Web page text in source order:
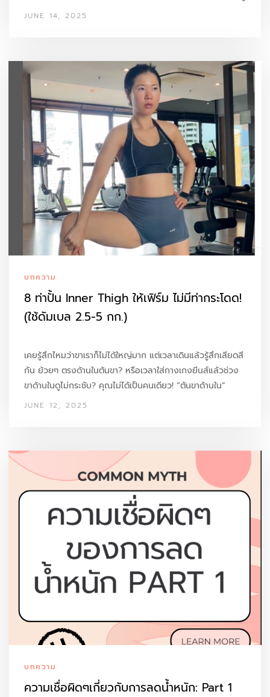
(Treadmill) กับ StairMaster อะไรคือสุดยอดเครื่องคาร์ดิโอ
JUNE 14, 2025
บทความ
8 ท่าปั้น Inner Thigh ให้เฟิร์ม ไม่มีท่ากระโดด!
(ใช้ดัมเบล 2.5-5 กก.)
เคยรู้สึกไหมว่าขาเราก็ไม่ได้ใหญ่มาก แต่เวลาเดินแล้วรู้สึกเสียดสี
กัน ย้วยๆ ตรงด้านในต้นขา? หรือเวลาใส่กางเกงยีนส์แล้วช่วง
ขาด้านในดูไม่กระชับ? คุณไม่ได้เป็นคนเดียว! “ต้นขาด้านใน”
(Inner Thigh) คือกล้ามเนื้อที่หลายคนมักมองข้าม แต่บอกเลย
JUNE 12, 2025
บทความ
ความเชื่อผิดๆเกี่ยวกับการลดน้ำหนัก: Part 1